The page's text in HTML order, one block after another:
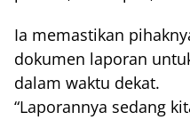
Ia memastikan
dokumen laporan
dalam waktu dekat.
“Laporannya sedang